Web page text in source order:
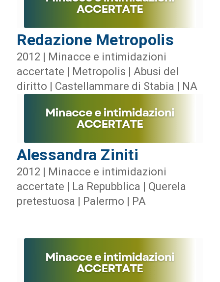
Redazione Metropolis
2012 | Minacce e intimidazioni
accertate | Metropolis | Abusi del
diritto | Castellammare di Stabia | NA
Alessandra Ziniti
2012 | Minacce e intimidazioni
accertate | La Repubblica | Querela
pretestuosa | Palermo | PA